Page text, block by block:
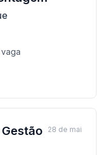
vaga
28 de mai